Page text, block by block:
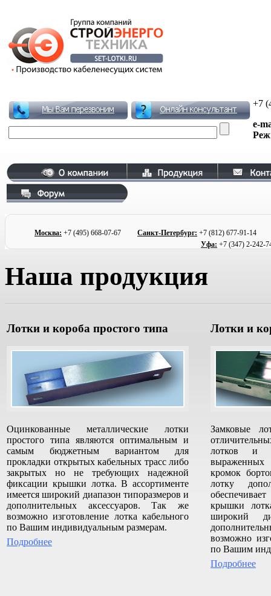
+7
e-
Москва: +7 (495) 668-07-67 Санкт-Петербург: +7 (812) 677-91-
Уфа: +7 (347) 2-242-
Наша продукция
Лотки и короба простого типа
Оцинкованные металлические лотки
простого типа являются оптимальным и
самым бюджетным вариантом для
прокладки открытых кабельных трасс либо
закрытых но не требующих надежной
фиксации крышки лотка. В ассортименте
имеется широкий диапазон типоразмеров и
дополнительных аксессуаров. Так же
возможно изготовление лотка кабельного
по Вашим индивидуальным размерам.
Подробнее
Лотки и
Замковые
лотков и
кромок
лотку
крышки
широкий
возможно
по Вашим
Подробнее